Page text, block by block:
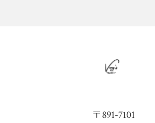
〒891-7101